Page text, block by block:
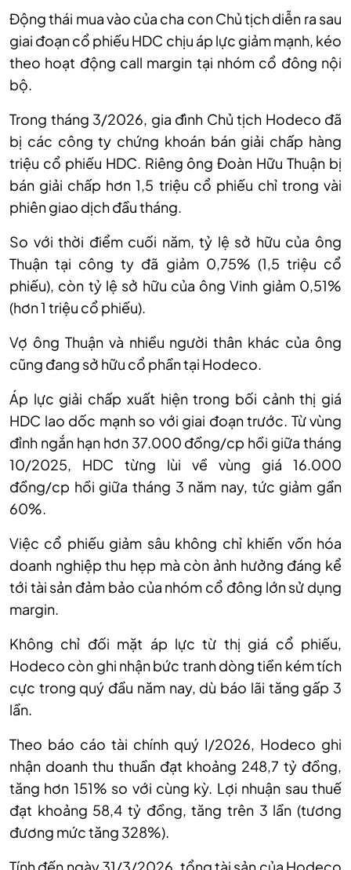
Động thái mua vào của cha con Chủ tịchdiễn ra sau
giai đoạn cổ phiếu HDC chịu áp lực giảm mạnh, kéo
theo hoạt động call margin tại nhóm cổ đông nội
bộ.
Trong tháng 3/2026, gia đình Chủ tịch Hodeco đã
bị các công ty chứng khoán bán giải chấp hàng
triệu cổ phiếu HDC. Riêng ông Đoàn Hữu Thuận bị
bán giải chấp hơn 1,5 triệu cổ phiếu chỉ trong vài
phiên giao dịch đầu tháng.
So với thời điểm cuối năm, tỷ lệ sở hữu của ông
Thuận tại công ty đã giảm 0,75% (1,5 triệu cổ
phiếu), còn tỷ lệ sở hữu của ông Vinh giảm 0,51%
(hơn 1 triệu cổ phiếu).
Vợ ông Thuận và nhiều người thân khác của ông
cũng đang sở hữu cổ phần tại Hodeco.
Áp lực giải chấp xuất hiện trong bối cảnh thị giá
HDC lao dốc mạnh so với giai đoạn trước. Từ vùng
đỉnh ngắn hạn hơn 37.000 đồng/cp hồi giữa tháng
10/2025, HDC từng lùi về vùng giá 16.000
đồng/cp hồi giữa tháng 3 năm nay, tức giảm gần
60%.
Việc cổ phiếu giảm sâu không chỉ khiến vốn hóa
doanh nghiệp thu hẹp mà còn ảnh hưởng đáng kể
tới tài sản đảm bảo của nhóm cổ đông lớn sử dụng
margin.
Không chỉ đối mặt áp lực từ thị giá cổ phiếu,
Hodeco còn ghi nhận bức tranh dòng tiền kém tích
cực trong quý đầu năm nay, dù báo lãi tăng gấp 3
lần.
Theo báo cáo tài chính quý I/2026, Hodeco ghi
nhận doanh thu thuần đạt khoảng 248,7 tỷ đồng,
tăng hơn 151% so với cùng kỳ. Lợi nhuận sau thuế
đạt khoảng 58,4 tỷ đồng, tăng trên 3 lần (tương
đương mức tăng 328%).
Tính đến ngày 31/3/2026, tổng tài sản của Hodeco